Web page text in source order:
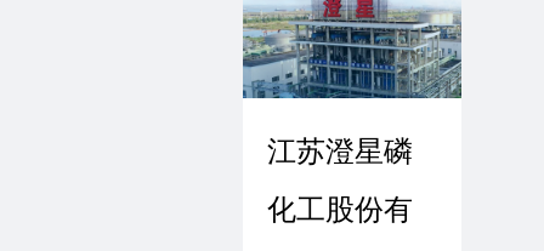
江苏澄星磷
化工股份有